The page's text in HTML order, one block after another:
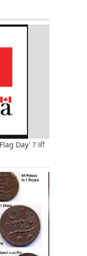
Day' ? ਕੀ